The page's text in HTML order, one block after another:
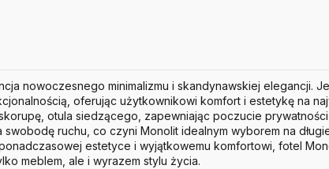
nowoczesnego minimalizmu i skandynawskiej elegancji.
oferując użytkownikowi komfort i estetykę na
otula siedzącego, zapewniając poczucie prywatności
ruchu, co czyni Monolit idealnym wyborem na
estetyce i wyjątkowemu komfortowi, fotel
meblem, ale i wyrazem stylu życia.